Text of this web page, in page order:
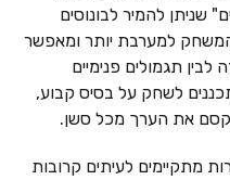
שניתן להמיר לבונוסים
המשחק למערבת יותר ומאפשר
תגמולים פנימיים
לשחק על בסיס קבוע,
את הערך מכל סשן.
מתקיימים לעיתים קרובות